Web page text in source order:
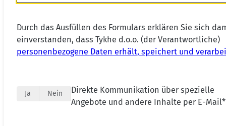
Durch das Ausfüllen des Formulars erklären Sie sich
einverstanden, dass Tykhe d.o.o. (der Verantwortliche)
personenbezogene Daten erhält, speichert und
Ja Nein
Direkte Kommunikation über spezielle
Angebote und andere Inhalte per E-Mail*